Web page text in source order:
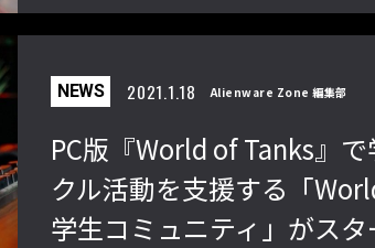
ンペーン開催
NEWS 2021.1.18 Alienware Zone 編集部
PC版『World of Tanks』
クル活動を支援する「
学生コミュニティ」がスタ
2022」前半戦の反省文を見てほし
い！ チームリーダー久保の失敗【ス
トーム久保のプロ格闘ゲーマーのゲン
バから！ 第47回】
性！ 大会で
えてみた【